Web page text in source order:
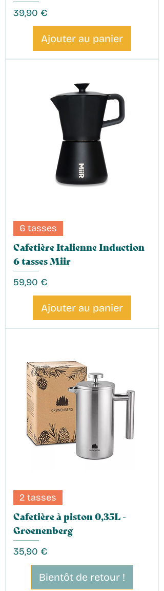
Prix
39,90 €
Ajouter au panier
6 tasses
Cafetière Italienne Induction
6 tasses Miir
Prix
59,90 €
Ajouter au panier
2 tasses
Cafetière à piston 0,35L -
Groenenberg
Prix
35,90 €
Bientôt de retour !